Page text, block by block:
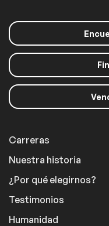
Carreras
Nuestra historia
¿Por qué elegirnos?
Testimonios
Humanidad